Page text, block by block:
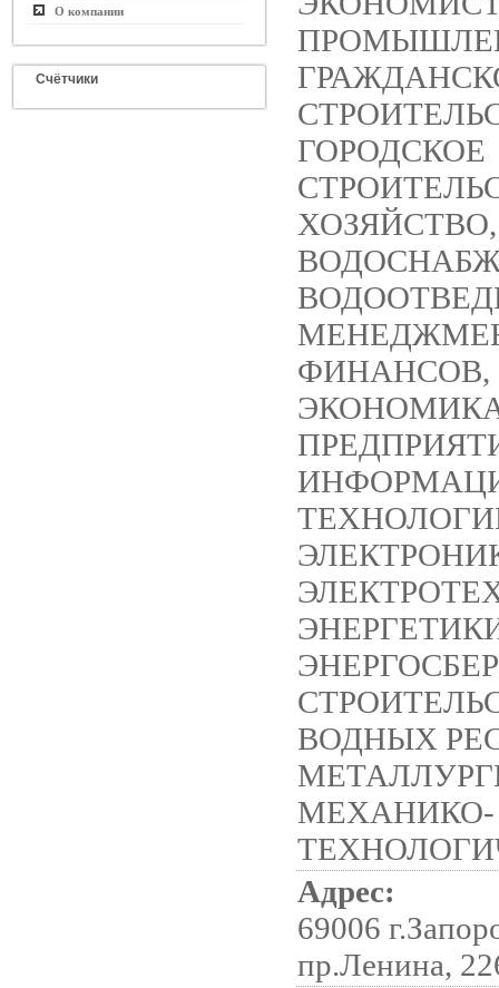
О компании
Счётчики
ГОРОДСКОЕ
ХОЗЯЙСТВО,
ФИНАНСОВ,
ВОДНЫХ
МЕХАНИКО-
Адрес:
69006
пр.Ленина,